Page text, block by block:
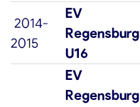
2014-
2015
EV
Regensburg
U16
EV
Regensburg